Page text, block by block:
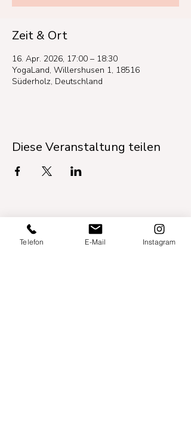
Zeit & Ort
16. Apr. 2026, 17:00 – 18:30
YogaLand, Willershusen 1, 18516
Süderholz, Deutschland
Diese Veranstaltung teilen
Telefon E-Mail Instagram